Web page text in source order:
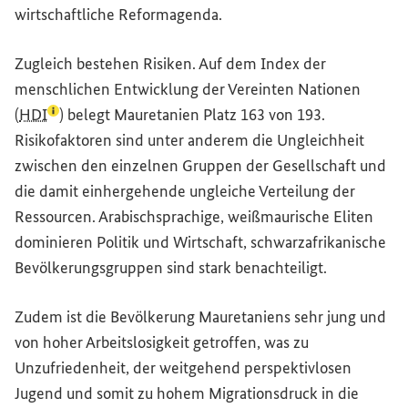
wirtschaftliche Reformagenda.
Zugleich bestehen Risiken. Auf dem Index der
menschlichen Entwicklung der Vereinten Nationen
(HDI(Lexikon-Eintrag zum Begriff aufrufen)
) belegt Mauretanien Platz 163 von 193.
Risikofaktoren sind unter anderem die Ungleichheit
zwischen den einzelnen Gruppen der Gesellschaft und
die damit einhergehende ungleiche Verteilung der
Ressourcen. Arabischsprachige, weißmaurische Eliten
dominieren Politik und Wirtschaft, schwarzafrikanische
Bevölkerungsgruppen sind stark benachteiligt.
Zudem ist die Bevölkerung Mauretaniens sehr jung und
von hoher Arbeitslosigkeit getroffen, was zu
Unzufriedenheit, der weitgehend perspektivlosen
Jugend und somit zu hohem Migrationsdruck in die